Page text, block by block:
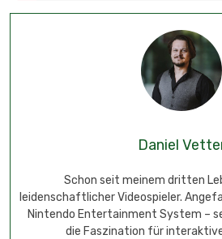
Daniel
Schon seit meinem dritten
leidenschaftlicher Videospieler.
Nintendo Entertainment System –
die Faszination für